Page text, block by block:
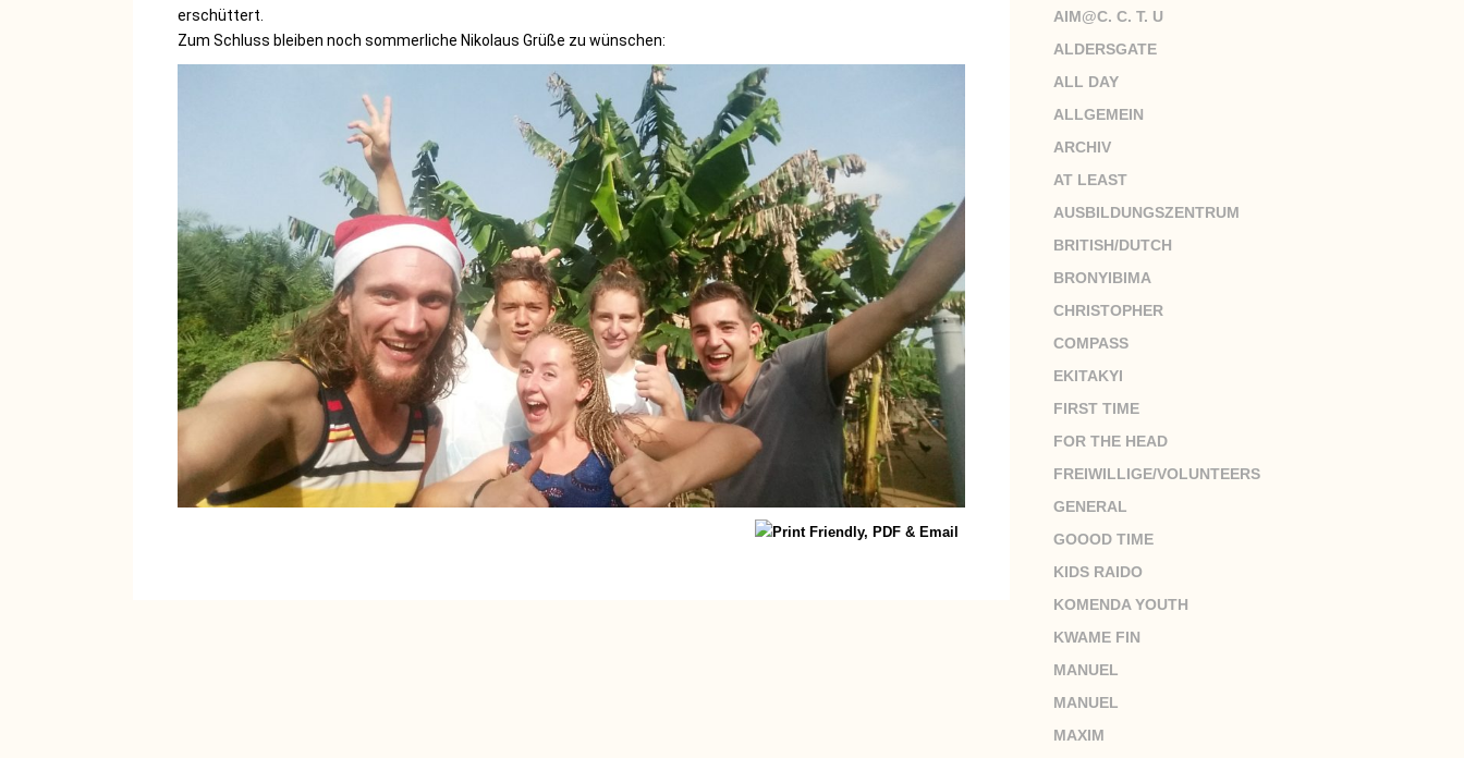
erschüttert.
Zum Schluss bleiben noch sommerliche Nikolaus Grüße zu wünschen:
AIM@C. C. T. U
ALDERSGATE
ALL DAY
ALLGEMEIN
ARCHIV
AT LEAST
AUSBILDUNGSZENTRUM
BRITISH/DUTCH
BRONYIBIMA
CHRISTOPHER
COMPASS
EKITAKYI
FIRST TIME
FOR THE HEAD
FREIWILLIGE/VOLUNTEERS
GENERAL
GOOOD TIME
KIDS RAIDO
KOMENDA YOUTH
KWAME FIN
MANUEL
MANUEL
MAXIM